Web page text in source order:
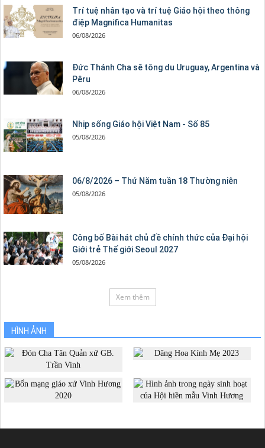
Trí tuệ nhân tạo và trí tuệ Giáo hội theo thông
điệp Magnifica Humanitas
06/08/2026
Đức Thánh Cha sẽ tông du Uruguay, Argentina và
Pêru
06/08/2026
Nhịp sống Giáo hội Việt Nam - Số 85
05/08/2026
06/8/2026 – Thứ Năm tuần 18 Thường niên
05/08/2026
Công bố Bài hát chủ đề chính thức của Đại hội
Giới trẻ Thế giới Seoul 2027
05/08/2026
Xem thêm
HÌNH ẢNH